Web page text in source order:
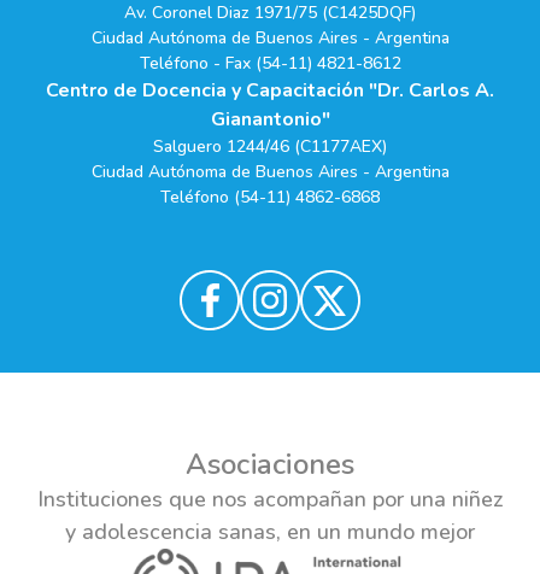
Av. Coronel Diaz 1971/75 (C1425DQF)
Ciudad Autónoma de Buenos Aires - Argentina
Teléfono - Fax (54-11) 4821-8612
Centro de Docencia y Capacitación "Dr. Carlos A.
Gianantonio"
Salguero 1244/46 (C1177AEX)
Ciudad Autónoma de Buenos Aires - Argentina
Teléfono (54-11) 4862-6868
Asociaciones
Instituciones que nos acompañan por una niñez
y adolescencia sanas, en un mundo mejor